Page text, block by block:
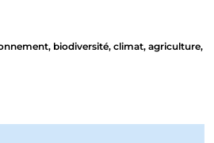
biodiversité, climat, agriculture,